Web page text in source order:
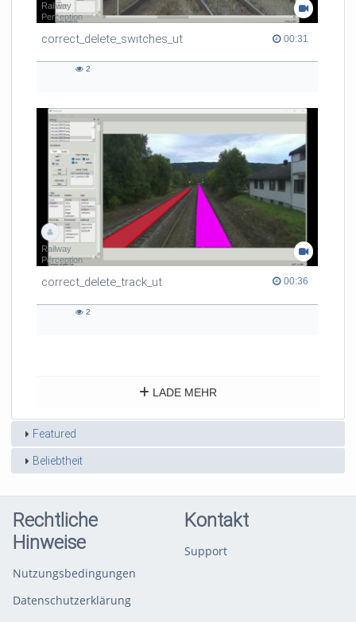
Railway
Perception
correct_delete_switches_ut 00:31
00:31 duration
2
Railway
Perception
correct_delete_track_ut 00:36
00:36 duration
2
LADE MEHR
Featured
Beliebtheit
Rechtliche
Hinweise
Nutzungsbedingungen
Datenschutzerklärung
Kontakt
Support